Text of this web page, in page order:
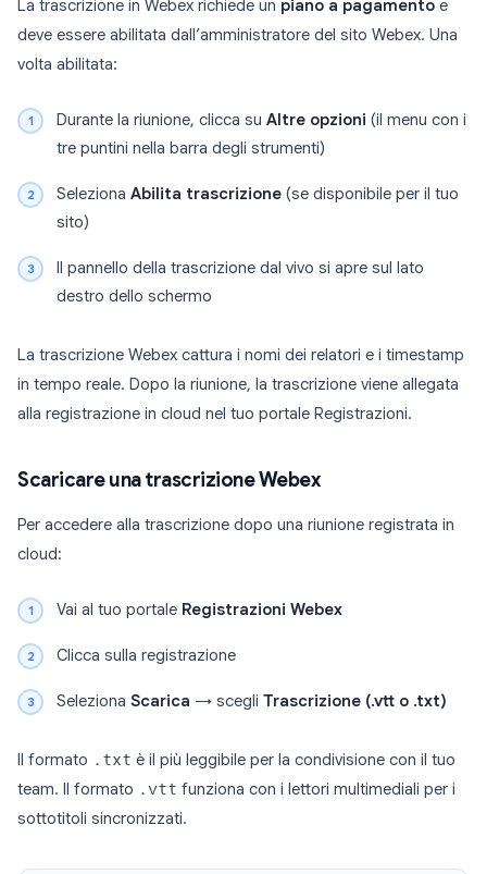
La trascrizione in Webex richiede un piano a pagamento e
deve essere abilitata dall’amministratore del sito Webex. Una
volta abilitata:
Durante la riunione, clicca su Altre opzioni (il menu con i
tre puntini nella barra degli strumenti)
Seleziona Abilita trascrizione (se disponibile per il tuo
sito)
Il pannello della trascrizione dal vivo si apre sul lato
destro dello schermo
La trascrizione Webex cattura i nomi dei relatori e i timestamp
in tempo reale. Dopo la riunione, la trascrizione viene allegata
alla registrazione in cloud nel tuo portale Registrazioni.
Scaricare una trascrizione Webex
Per accedere alla trascrizione dopo una riunione registrata in
cloud:
Vai al tuo portale Registrazioni Webex
Clicca sulla registrazione
Seleziona Scarica → scegli Trascrizione (.vtt o .txt)
Il formato .txt è il più leggibile per la condivisione con il tuo
team. Il formato .vtt funziona con i lettori multimediali per i
sottotitoli sincronizzati.